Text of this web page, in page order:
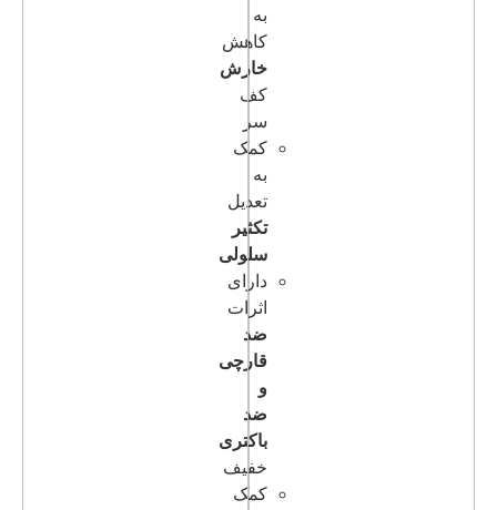
به
کاهش
خارش
کف
سر
کمک
به
تعدیل
تکثیر
سلولی
دارای
اثرات
ضد
قارچی
و
ضد
باکتری
خفیف
کمک